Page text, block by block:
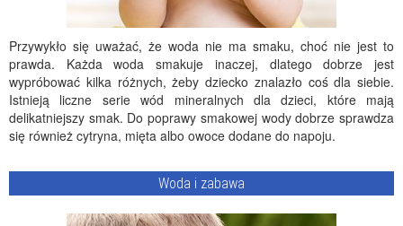
Przywykło się uważać, że woda nie ma smaku, choć nie jest to
prawda. Każda woda smakuje inaczej, dlatego dobrze jest
wypróbować kilka różnych, żeby dziecko znalazło coś dla siebie.
Istnieją liczne serie wód mineralnych dla dzieci, które mają
delikatniejszy smak. Do poprawy smakowej wody dobrze sprawdza
się również cytryna, mięta albo owoce dodane do napoju.
Woda i zabawa